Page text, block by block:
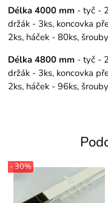
Délka 4000 mm - tyč -
držák - 3ks, koncovka
2ks, háček - 80ks,
Délka 4800 mm - tyč -
držák - 3ks, koncovka
2ks, háček - 96ks,
- 30%